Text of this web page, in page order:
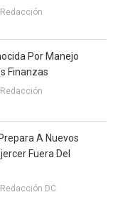
Redacción
Por Manejo
Finanzas
Redacción
A Nuevos
Fuera Del
Redacción DC